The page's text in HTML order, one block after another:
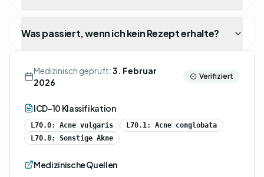
Was passiert, wenn ich kein Rezept erhalte?
Medizinisch geprüft:3. Februar
2026
Verifiziert
ICD-10 Klassifikation
L70.0: Acne vulgaris
L70.1: Acne conglobata
L70.8: Sonstige Akne
Medizinische Quellen